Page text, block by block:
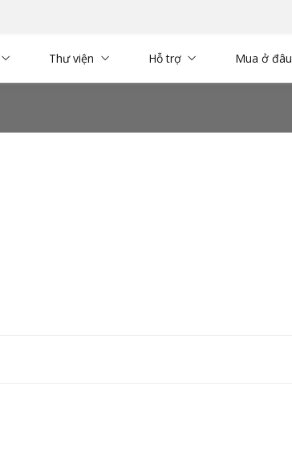
Thư viện Hỗ trợ Mua ở đâu